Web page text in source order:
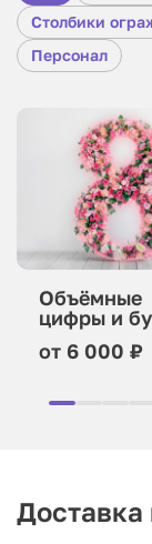
Столбики
Персонал
Объёмные
цифры и
от 6 000 ₽
Доставка